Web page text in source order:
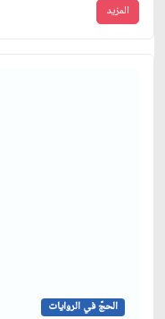
المزيد
الحجّ في الروايات